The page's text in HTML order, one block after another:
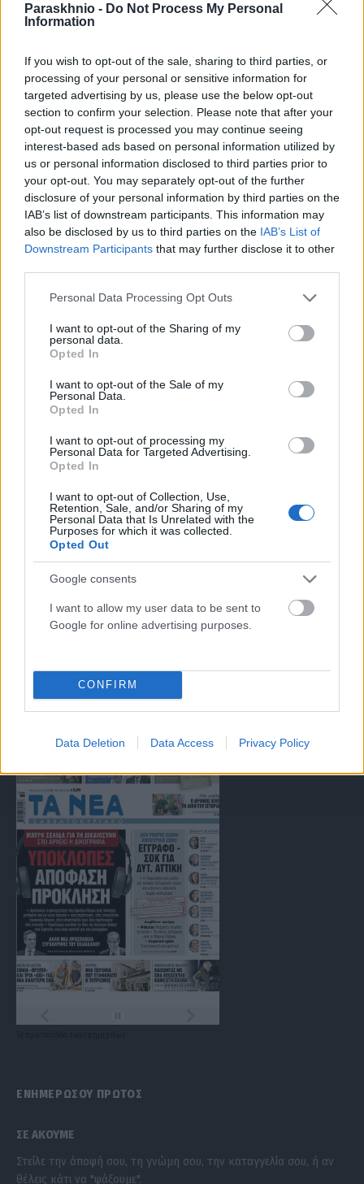
Paraskhnio - Do Not Process My Personal
Information
If you wish to opt-out of the sale, sharing to third parties, or
processing of your personal or sensitive information for
targeted advertising by us, please use the below opt-out
section to confirm your selection. Please note that after your
opt-out request is processed you may continue seeing
interest-based ads based on personal information utilized by
us or personal information disclosed to third parties prior to
your opt-out. You may separately opt-out of the further
disclosure of your personal information by third parties on the
IAB’s list of downstream participants. This information may
also be disclosed by us to third parties on the IAB’s List of
Downstream Participants that may further disclose it to other
Please note that this website/app uses one or more Google
not limited to your visit or usage behaviour. You may click to
grant or deny consent to Google and its third-party tags to
use your data for below specified purposes in below Google
consent section.
Personal Data Processing Opt Outs
I want to opt-out of the Sharing of my
personal data.
Opted In
I want to opt-out of the Sale of my
Personal Data.
Opted In
I want to opt-out of processing my
Personal Data for Targeted Advertising.
Opted In
I want to opt-out of Collection, Use,
Retention, Sale, and/or Sharing of my
Personal Data that Is Unrelated with the
Purposes for which it was collected.
Opted Out
Google consents
I want to allow my user data to be sent to
Google for online advertising purposes.
CONFIRM
Data Deletion Data Access Privacy Policy
ΣΧΕΤΙΚΑ ΜΕ ΕΜΑΣ
Η εταιρεία με την επωνυμία “POLITICAL MEDIA GROUP A.E.” και κατ’
επέκταση η ιστοσελίδα που κατέχει αυτή “www.paraskhnio.gr”
συμμορφώνονται με τη Σύσταση (ΕΕ) 2018/334 της Επιτροπής της 1ης
Μαρτίου 2018 σχετικά με τα μέτρα για την αποτελεσματική
αντιμετώπιση του παράνομου περιεχομένου στο διαδίκτυο (L 63).
Μοναδικός αριθμός Μ.Η.Τ. 262047
press@paraskhnio.gr
ΤΑ ΠΡΩΤΟΣΕΛΙΔΑ ΣΗΜΕΡΑ
ΕΝΗΜΕΡΩΣΟΥ ΠΡΩΤΟΣ
ΣΕ ΑΚΟΥΜΕ
Στείλε την άποψή σου, τη γνώμη σου, την καταγγελία σου, ή αν
θέλεις κάτι να "ψάξουμε".